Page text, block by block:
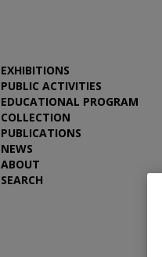
EXHIBITIONS
PUBLIC ACTIVITIES
EDUCATIONAL PROGRAM
COLLECTION
PUBLICATIONS
NEWS
ABOUT
SEARCH